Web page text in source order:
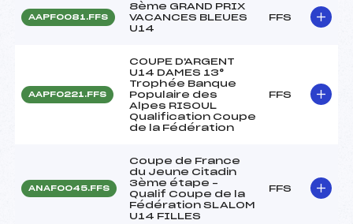
AAPF0081.FFS
8ème GRAND PRIX
VACANCES BLEUES
U14
FFS
AAPF0221.FFS
COUPE D'ARGENT
U14 DAMES 13°
Trophée Banque
Populaire des
Alpes RISOUL
Qualification Coupe
de la Fédération
FFS
ANAF0045.FFS
Coupe de France
du Jeune Citadin
3ème étape –
Qualif Coupe de la
Fédération SLALOM
U14 FILLES
FFS